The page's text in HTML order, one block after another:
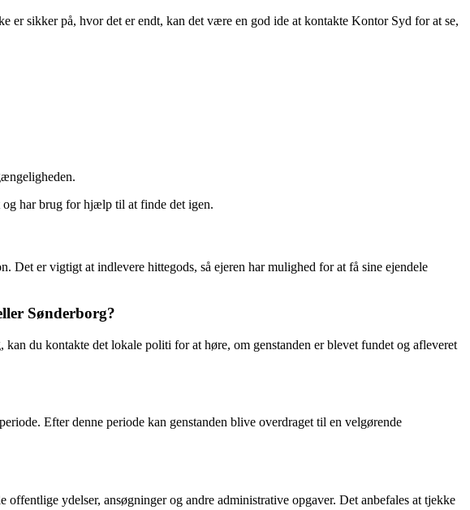
sikker på, hvor det er endt, kan det være en god ide at kontakte Kontor Syd for at se,
har brug for hjælp til at finde det igen.
er vigtigt at indlevere hittegods, så ejeren har mulighed for at få sine ejendele
Sønderborg?
du kontakte det lokale politi for at høre, om genstanden er blevet fundet og afleveret
Efter denne periode kan genstanden blive overdraget til en velgørende
ydelser, ansøgninger og andre administrative opgaver. Det anbefales at tjekke